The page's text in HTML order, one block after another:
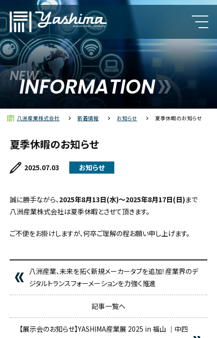
カルロ・ガヴァッツィ
クンブス（レブパイ）
ポリラック
NEW
INFORMATION
八洲産業株式会社 新着情報 お知らせ 夏季休暇のお知らせ
夏季休暇のお知らせ
2025.07.03 お知らせ
誠に勝手ながら、2025年8月13日(水)～2025年8月17日(日)まで
八洲産業株式会社は夏季休暇とさせて頂きます。
ご不便をお掛けしますが、何卒ご理解の程お願い申し上げます。
八洲産業、未来を拓く新規メーカータブを追加！産業界のデ
ジタルトランスフォーメーションを力強く推進
記事一覧へ
【展示会のお知らせ】YASHIMA産業展 2025 in 福山 ｜中四